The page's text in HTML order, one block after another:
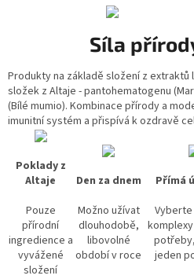
d
a
c
í
p
r
v
p
i
s
u
Síla
Produkty na základě složení z
složek z Altaje - pantohematogenu (
(Bílé mumio). Kombinace přírody a
imunitní systém a přispívá k ozdravě
Poklady z
Altaje
Pouze
přírodní
ingredience a
vyvážené
složení
Den za dnem
Možno užívat
dlouhodobě,
libovolné
období v roce
Přímá
Vyberte
jeden